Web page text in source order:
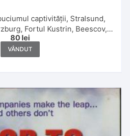
captivității, Stralsund,
Fortul Kustrin, Beescov,
de maior G Caracaș, 1920
80 lei
VÂNDUT